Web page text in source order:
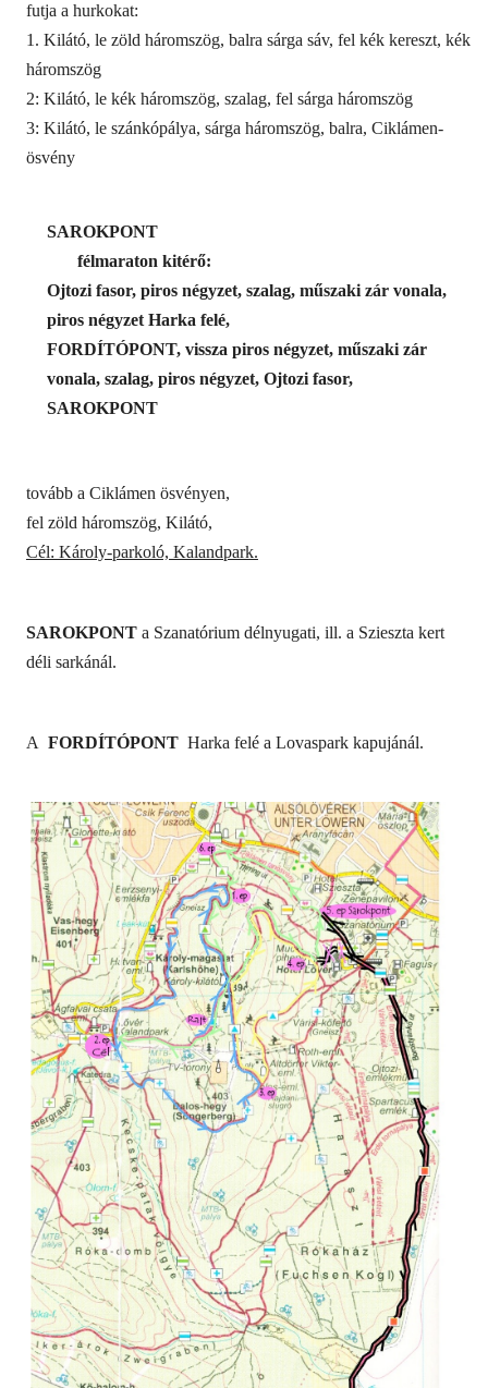
futja a hurkokat:
1. Kilátó, le zöld háromszög, balra sárga sáv, fel kék kereszt, kék
háromszög
2: Kilátó, le kék háromszög, szalag, fel sárga háromszög
3: Kilátó, le szánkópálya, sárga háromszög, balra, Ciklámen-
ösvény
SAROKPONT
félmaraton kitérő:
Ojtozi fasor, piros négyzet, szalag, műszaki zár vonala,
piros négyzet Harka felé,
FORDÍTÓPONT, vissza piros négyzet, műszaki zár
vonala, szalag, piros négyzet, Ojtozi fasor,
SAROKPONT
tovább a Ciklámen ösvényen,
fel zöld háromszög, Kilátó,
Cél: Károly-parkoló, Kalandpark.
SAROKPONTa Szanatórium délnyugati, ill. a Szieszta kert
déli sarkánál.
A FORDÍTÓPONT Harka felé a Lovaspark kapujánál.